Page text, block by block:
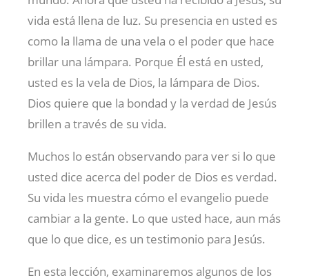
vida está llena de luz. Su presencia en usted es
como la llama de una vela o el poder que hace
brillar una lámpara. Porque Él está en usted,
usted es la vela de Dios, la lámpara de Dios.
Dios quiere que la bondad y la verdad de Jesús
brillen a través de su vida.
Muchos lo están observando para ver si lo que
usted dice acerca del poder de Dios es verdad.
Su vida les muestra cómo el evangelio puede
cambiar a la gente. Lo que usted hace, aun más
que lo que dice, es un testimonio para Jesús.
En esta lección, examinaremos algunos de los